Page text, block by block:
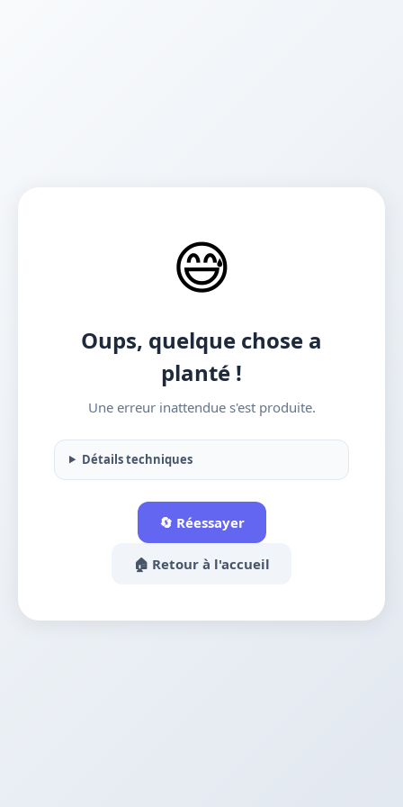
😅
Oups, quelque chose a
planté !
Une erreur inattendue s'est produite.
Détails techniques
🔄 Réessayer
🏠 Retour à l'accueil